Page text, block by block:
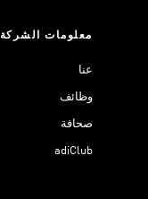
معلومات الشركة
عنا
وظائف
صحافة
adiClub